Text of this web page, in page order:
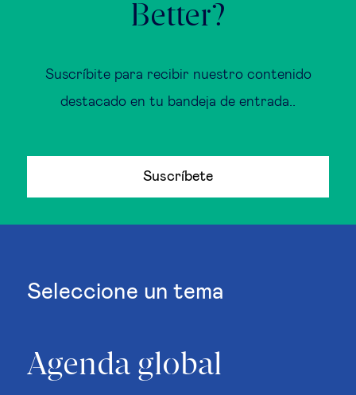
Better?
Suscríbite para recibir nuestro contenido
destacado en tu bandeja de entrada..
Suscríbete
Seleccione un tema
Agenda global